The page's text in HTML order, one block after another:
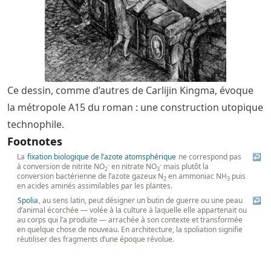
Ce dessin, comme d’autres de Carlijin Kingma, évoque
la métropole A15 du roman : une construction utopique
technophile.
Footnotes
La fixation biologique de l’azote atomsphérique ne correspond pas
à conversion de nitrite NO2
- en nitrate NO3
- mais plutôt la
conversion bactérienne de l’azote gazeux N2 en ammoniac NH3 puis
en acides aminés assimilables par les plantes.
↩
Spolia, au sens latin, peut désigner un butin de guerre ou une peau
d’animal écorchée — volée à la culture à laquelle elle appartenait ou
au corps qui l’a produite — arrachée à son contexte et transformée
en quelque chose de nouveau. En architecture, la spoliation signifie
réutiliser des fragments d’une époque révolue.
↩